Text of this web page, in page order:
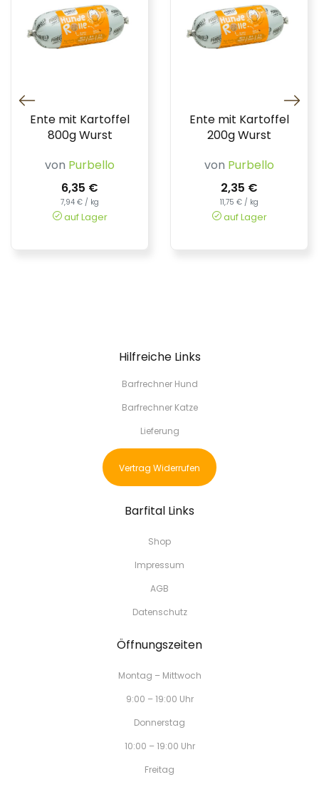
Ente mit Kartoffel
800g Wurst
von Purbello
6,35 €
7,94 € / kg
auf Lager
Ente mit Kartoffel
200g Wurst
von Purbello
2,35 €
11,75 € / kg
auf Lager
Hilfreiche Links
Barfrechner Hund
Barfrechner Katze
Lieferung
Vertrag Widerrufen
Barfital Links
Shop
Impressum
AGB
Datenschutz
Öffnungszeiten
Montag – Mittwoch
9:00 – 19:00 Uhr
Donnerstag
10:00 – 19:00 Uhr
Freitag